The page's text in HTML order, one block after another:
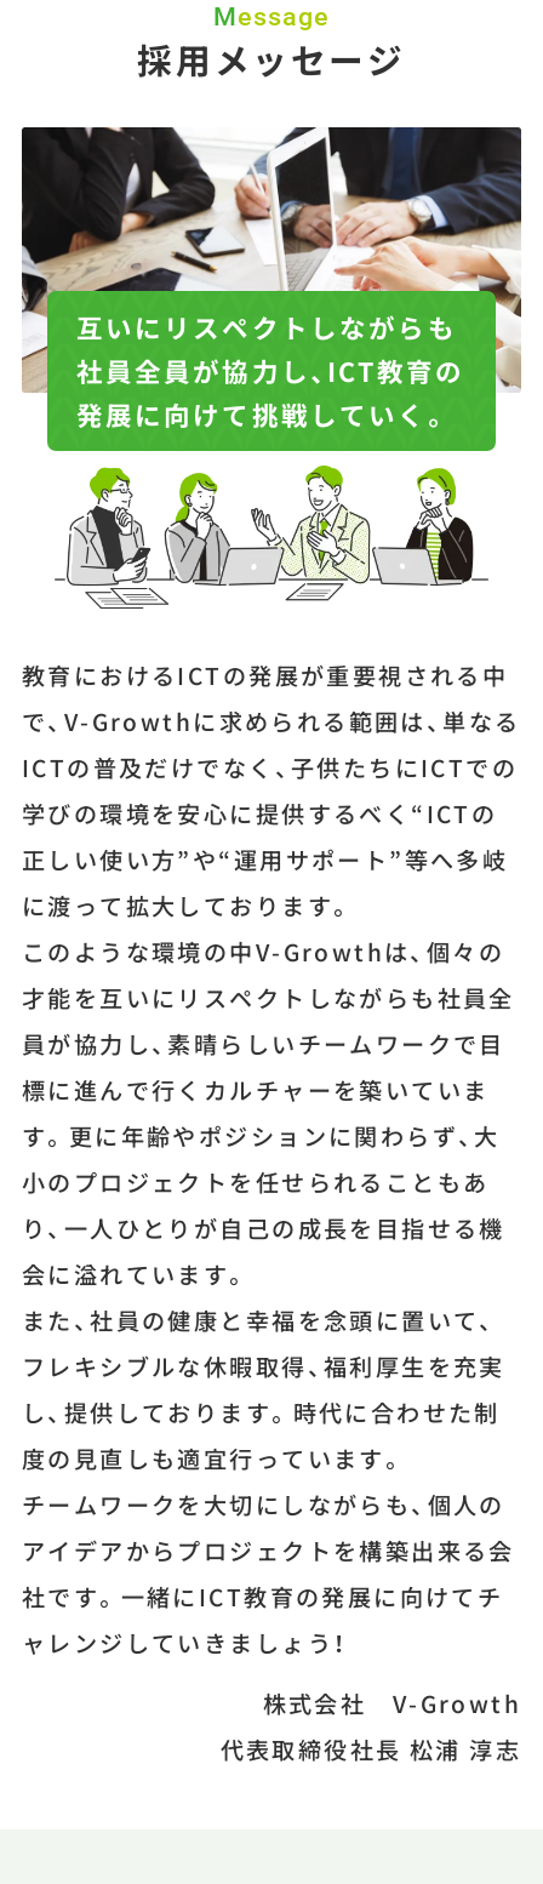
Message
採用メッセージ
互いにリスペクトしながらも
社員全員が協力し、 ICT教育の
発展に向けて挑戦していく。
教育におけるICTの発展が重要視される中
で、V-Growthに求められる範囲は、単なる
ICTの普及だけでなく、子供たちにICTでの
学びの環境を安心に提供するべく“ICTの
正しい使い方”や“運用サポート”等へ多岐
に渡って拡大しております。
このような環境の中V-Growthは、個々の
才能を互いにリスペクトしながらも社員全
員が協力し、素晴らしいチームワークで目
標に進んで行くカルチャーを築いていま
す。更に年齢やポジションに関わらず、大
小のプロジェクトを任せられることもあ
り、一人ひとりが自己の成長を目指せる機
会に溢れています。
また、社員の健康と幸福を念頭に置いて、
フレキシブルな休暇取得、福利厚生を充実
し、提供しております。時代に合わせた制
度の見直しも適宜行っています。
チームワークを大切にしながらも、個人の
アイデアからプロジェクトを構築出来る会
社です。一緒にICT教育の発展に向けてチ
ャレンジしていきましょう！
株式会社 V-Growth
代表取締役社長 松浦 淳志